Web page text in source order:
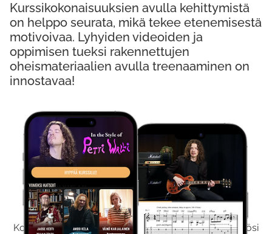
Kokeile Ilmaiseksi
Kokeilemalla ilmaiseksi saat koko sisältömme käyttöösi
Kurssikokonaisuuksien avulla kehittymistä
on helppo seurata, mikä tekee etenemisestä
motivoivaa. Lyhyiden videoiden ja
oppimisen tueksi rakennettujen
oheismateriaalien avulla treenaaminen on
innostavaa!